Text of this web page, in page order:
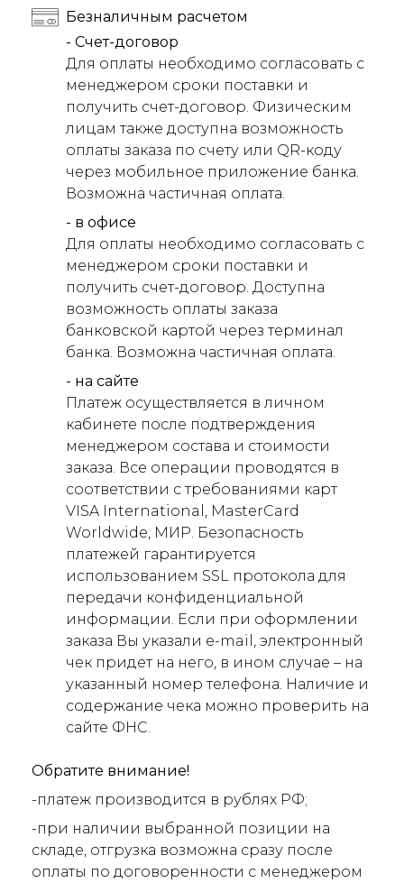
Безналичным расчетом
- Счет-договор
Для оплаты необходимо согласовать с
менеджером сроки поставки и
получить счет-договор. Физическим
лицам также доступна возможность
оплаты заказа по счету или QR-коду
через мобильное приложение банка.
Возможна частичная оплата.
- в офисе
Для оплаты необходимо согласовать с
менеджером сроки поставки и
получить счет-договор. Доступна
возможность оплаты заказа
банковской картой через терминал
банка. Возможна частичная оплата.
- на сайте
Платеж осуществляется в личном
кабинете после подтверждения
менеджером состава и стоимости
заказа. Все операции проводятся в
соответствии с требованиями карт
VISA International, MasterCard
Worldwide, МИР. Безопасность
платежей гарантируется
использованием SSL протокола для
передачи конфиденциальной
информации. Если при оформлении
заказа Вы указали e-mail, электронный
чек придет на него, в ином случае – на
указанный номер телефона. Наличие и
содержание чека можно проверить на
сайте ФНС.
Обратите внимание!
-платеж производится в рублях РФ;
-при наличии выбранной позиции на
складе, отгрузка возможна сразу после
оплаты по договоренности с менеджером